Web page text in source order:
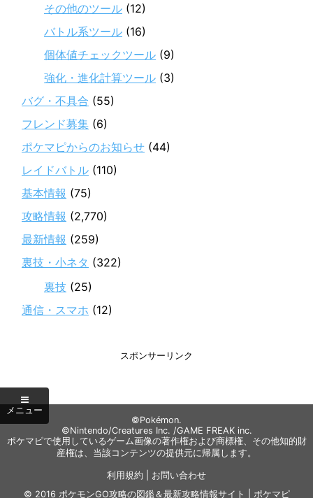
その他のツール (12)
バトル系ツール (16)
個体値チェックツール (9)
強化・進化計算ツール (3)
バグ・不具合 (55)
フレンド募集 (6)
ポケマピからのお知らせ (44)
レイドバトル (110)
基本情報 (75)
攻略情報 (2,770)
最新情報 (259)
裏技・小ネタ (322)
裏技 (25)
通信・スマホ (12)
スポンサーリンク
©Pokémon.
©Nintendo/Creatures Inc. /GAME FREAK inc.
ポケマピで使用しているゲーム画像の著作権および商標権、その他知的財
産権は、当該コンテンツの提供元に帰属します。
利用規約
お問い合わせ
© 2016 ポケモンGO攻略の図鑑＆最新攻略情報サイト | ポケマピ